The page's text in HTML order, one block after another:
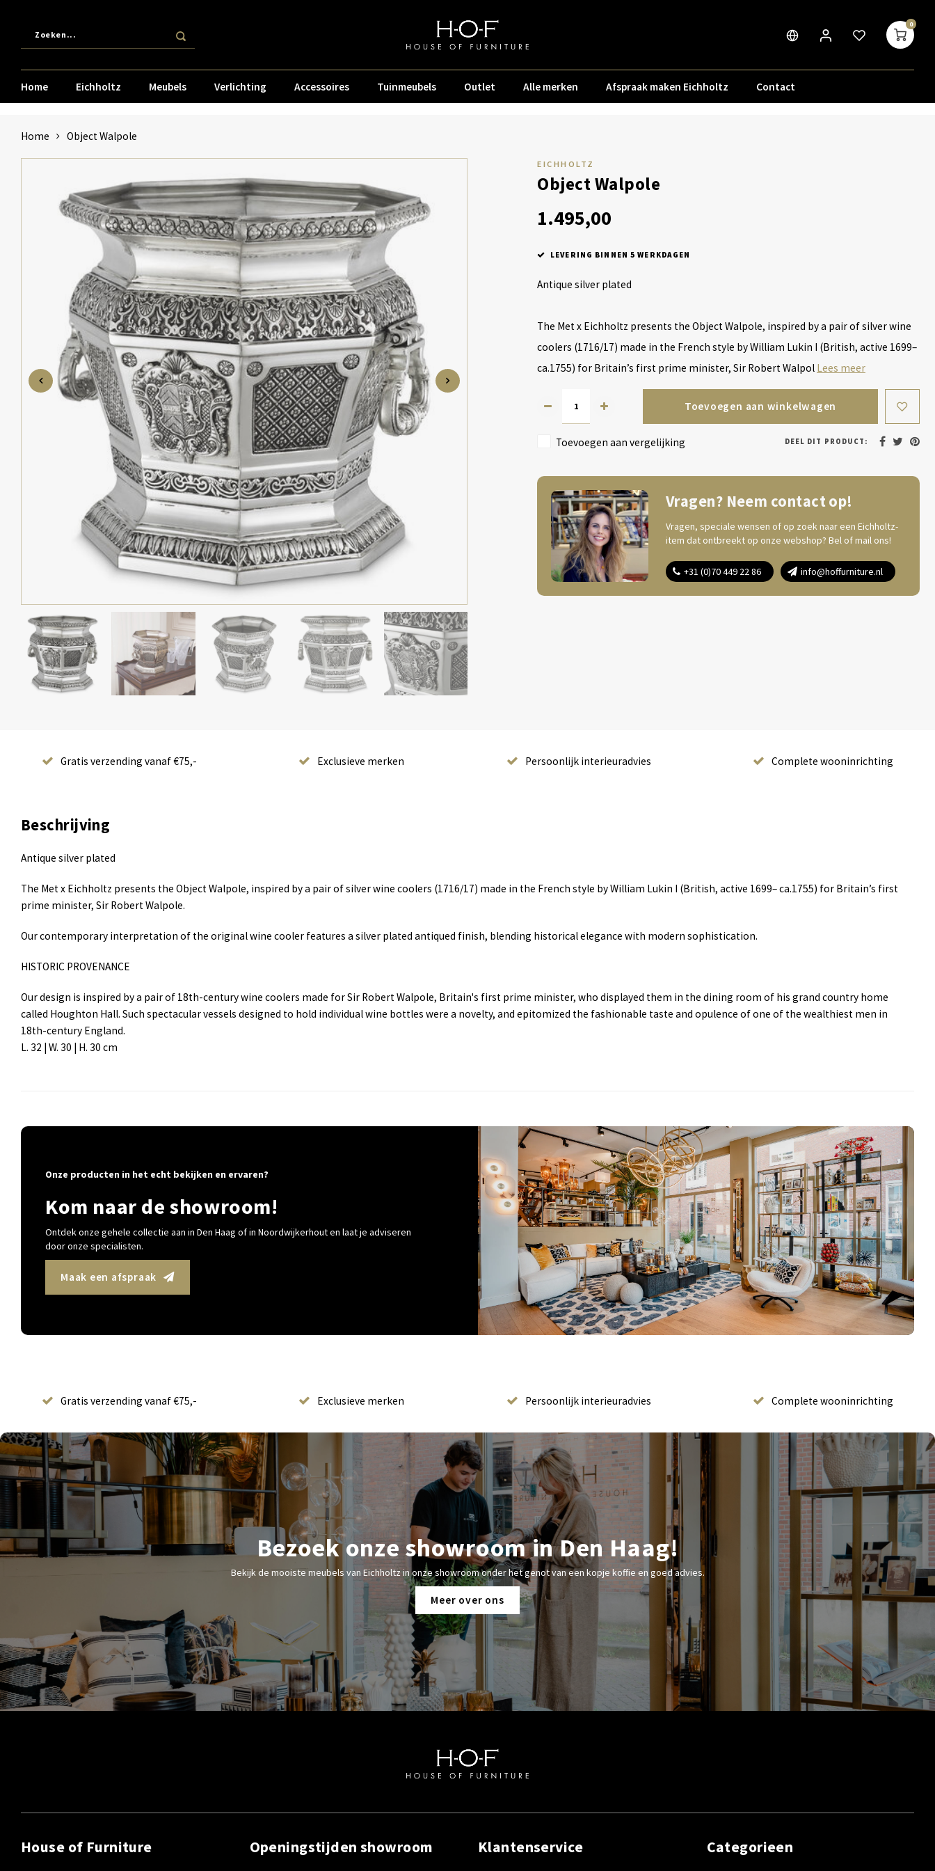
0
Home Eichholtz Meubels Verlichting Accessoires Tuinmeubels Outlet Alle merken Afspraak maken Eichholtz Contact
Home Object Walpole
EICHHOLTZ
Object Walpole
1.495,00
LEVERING BINNEN 5 WERKDAGEN
Antique silver plated
The Met x Eichholtz presents the Object Walpole, inspired by a pair of silver wine
coolers (1716/17) made in the French style by William Lukin I (British, active 1699–
ca.1755) for Britain’s first prime minister, Sir Robert Walpol Lees meer
Toevoegen aan winkelwagen
Toevoegen aan vergelijking DEEL DIT PRODUCT:
Vragen? Neem contact op!
Vragen, speciale wensen of op zoek naar een Eichholtz-
item dat ontbreekt op onze webshop? Bel of mail ons!
+31 (0)70 449 22 86 info@hoffurniture.nl
Gratis verzending vanaf €75,- Exclusieve merken Persoonlijk interieuradvies Complete wooninrichting
Beschrijving
Antique silver plated
The Met x Eichholtz presents the Object Walpole, inspired by a pair of silver wine coolers (1716/17) made in the French style by William Lukin I (British, active 1699– ca.1755) for Britain’s first
prime minister, Sir Robert Walpole.
Our contemporary interpretation of the original wine cooler features a silver plated antiqued finish, blending historical elegance with modern sophistication.
HISTORIC PROVENANCE
Our design is inspired by a pair of 18th-century wine coolers made for Sir Robert Walpole, Britain's first prime minister, who displayed them in the dining room of his grand country home
called Houghton Hall. Such spectacular vessels designed to hold individual wine bottles were a novelty, and epitomized the fashionable taste and opulence of one of the wealthiest men in
18th-century England.
L. 32 | W. 30 | H. 30 cm
Onze producten in het echt bekijken en ervaren?
Kom naar de showroom!
Ontdek onze gehele collectie aan in Den Haag of in Noordwijkerhout en laat je adviseren
door onze specialisten.
Maak een afspraak
Gratis verzending vanaf €75,- Exclusieve merken Persoonlijk interieuradvies Complete wooninrichting
Bezoek onze showroom in Den Haag!
Bekijk de mooiste meubels van Eichholtz in onze showroom onder het genot van een kopje koffie en goed advies.
Meer over ons
House of Furniture Openingstijden showroom Klantenservice Categorieen